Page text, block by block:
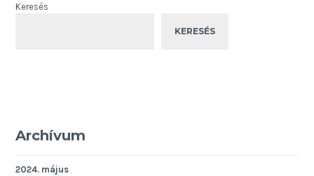
Keresés
KERESÉS
Archívum
2024. május